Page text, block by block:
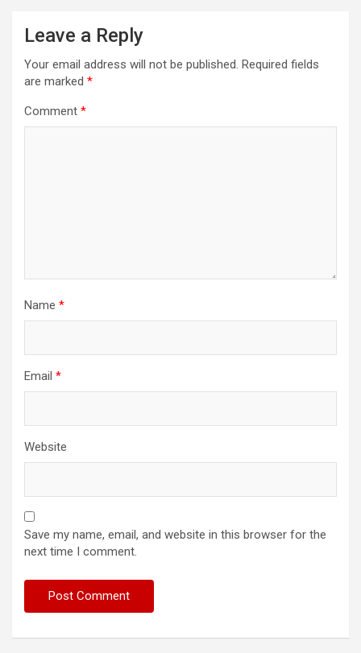
Leave a Reply
Your email address will not be published. Required fields
are marked *
Comment *
Name *
Email *
Website
Save my name, email, and website in this browser for the
next time I comment.